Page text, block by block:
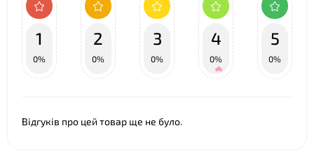
1
0%
2
0%
3
0%
4
0%
5
0%
Відгуків про цей товар ще не було.